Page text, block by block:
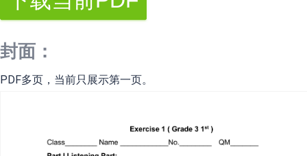
封面：
PDF多页，当前只展示第一页。